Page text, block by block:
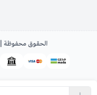
الحقوق محفوظة | 2026